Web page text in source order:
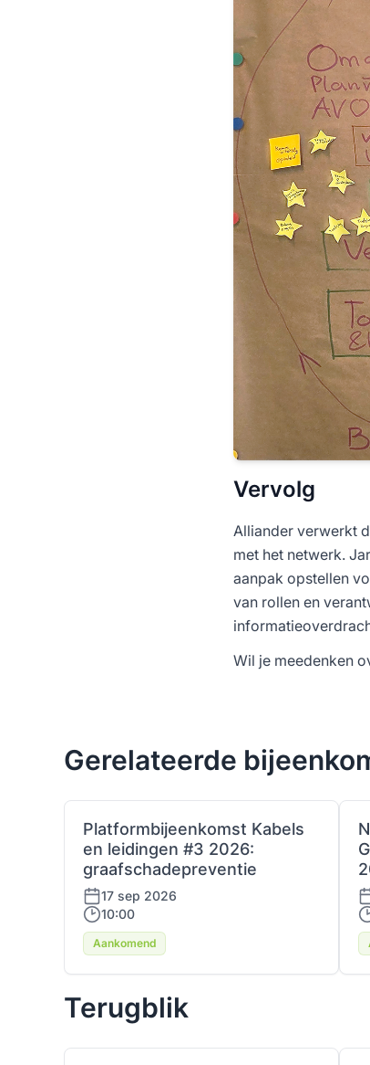
Vervolg
Alliander verwerkt
met het netwerk.
aanpak opstellen
van rollen en
Wil je meedenken
Gerelateerde
Platformbijeenkomst Kabels
en leidingen #3 2026:
graafschadepreventie
17 sep 2026
10:00
Aankomend
Terugblik